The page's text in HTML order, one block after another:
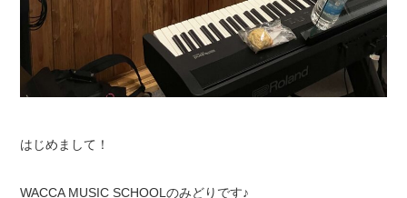
はじめまして！
WACCA MUSIC SCHOOLのみどりです♪